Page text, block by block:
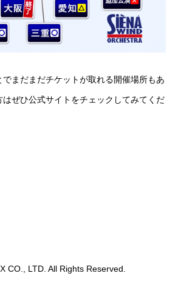
まだまだチケットが取れる開催場所もあ
はぜひ公式サイトをチェックしてみてくだ
CO., LTD. All Rights Reserved.